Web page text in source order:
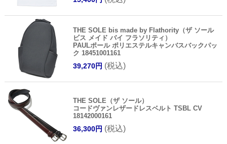
THE SOLE bis made by Flathority（ザ ソール
ビス メイド バイ フラソリティ）
PAULポール ポリエステルキャンバスバックパッ
ク 18451001161
39,270円 (税込)
THE SOLE（ザ ソール）
コードヴァンレザードレスベルト TSBL CV
18142000161
36,300円 (税込)